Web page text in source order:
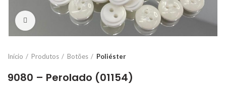
Click to enlarge
Início Produtos Botões Poliéster
9080 – Perolado (01154)